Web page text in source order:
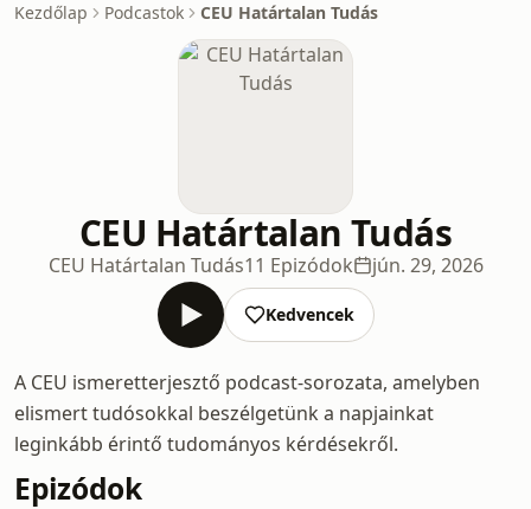
Kezdőlap Podcastok CEU Határtalan Tudás
CEU Határtalan Tudás
CEU Határtalan Tudás11 Epizódok jún. 29, 2026
Kedvencek
A CEU ismeretterjesztő podcast-sorozata, amelyben
elismert tudósokkal beszélgetünk a napjainkat
leginkább érintő tudományos kérdésekről.
Epizódok